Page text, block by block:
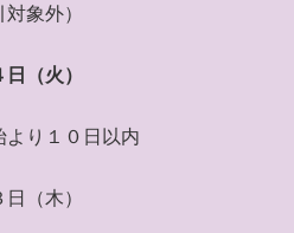
象外）
（火）
り１０日以内
（木）